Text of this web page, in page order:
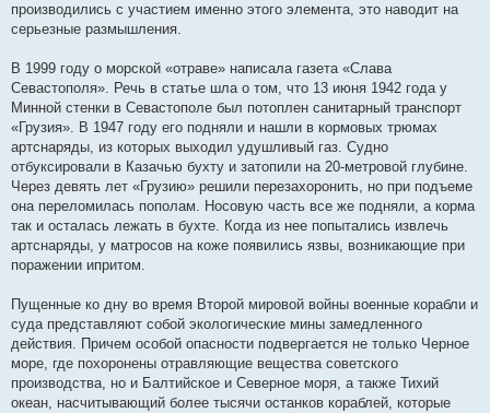
производились с участием именно этого элемента, это наводит на
серьезные размышления.
В 1999 году о морской «отраве» написала газета «Слава
Севастополя». Речь в статье шла о том, что 13 июня 1942 года у
Минной стенки в Севастополе был потоплен санитарный транспорт
«Грузия». В 1947 году его подняли и нашли в кормовых трюмах
артснаряды, из которых выходил удушливый газ. Судно
отбуксировали в Казачью бухту и затопили на 20-метровой глубине.
Через девять лет «Грузию» решили перезахоронить, но при подъеме
она переломилась пополам. Носовую часть все же подняли, а корма
так и осталась лежать в бухте. Когда из нее попытались извлечь
артснаряды, у матросов на коже появились язвы, возникающие при
поражении ипритом.
Пущенные ко дну во время Второй мировой войны военные корабли и
суда представляют собой экологические мины замедленного
действия. Причем особой опасности подвергается не только Черное
море, где похоронены отравляющие вещества советского
производства, но и Балтийское и Северное моря, а также Тихий
океан, насчитывающий более тысячи останков кораблей, которые